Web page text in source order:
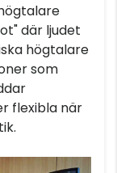
där ljudet
högtalare
som
flexibla när